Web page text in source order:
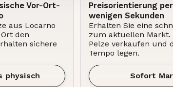
Vor-Ort-
aus Locarno
den
sichere
physisch
Preisorientierung
wenigen Sekunden
Erhalten Sie eine
zum aktuellen Markt.
Pelze verkaufen und
Tempo legen.
Sofort